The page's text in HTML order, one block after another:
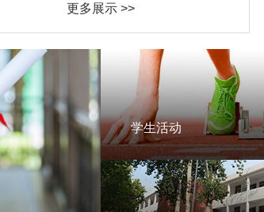
更多展示 >>
学生活动
学生活动